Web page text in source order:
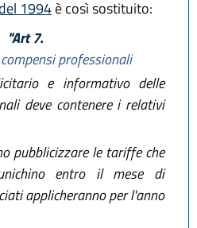
1994è così sostituito:
"Art 7.
professionali
e informativo delle
deve contenere i relativi
pubblicizzare le tariffe che
entro il mese di
applicheranno per l'anno